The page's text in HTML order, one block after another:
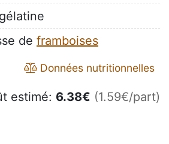
de framboises
Données nutritionnelles
estimé: 6.38€ (1.59€/part)